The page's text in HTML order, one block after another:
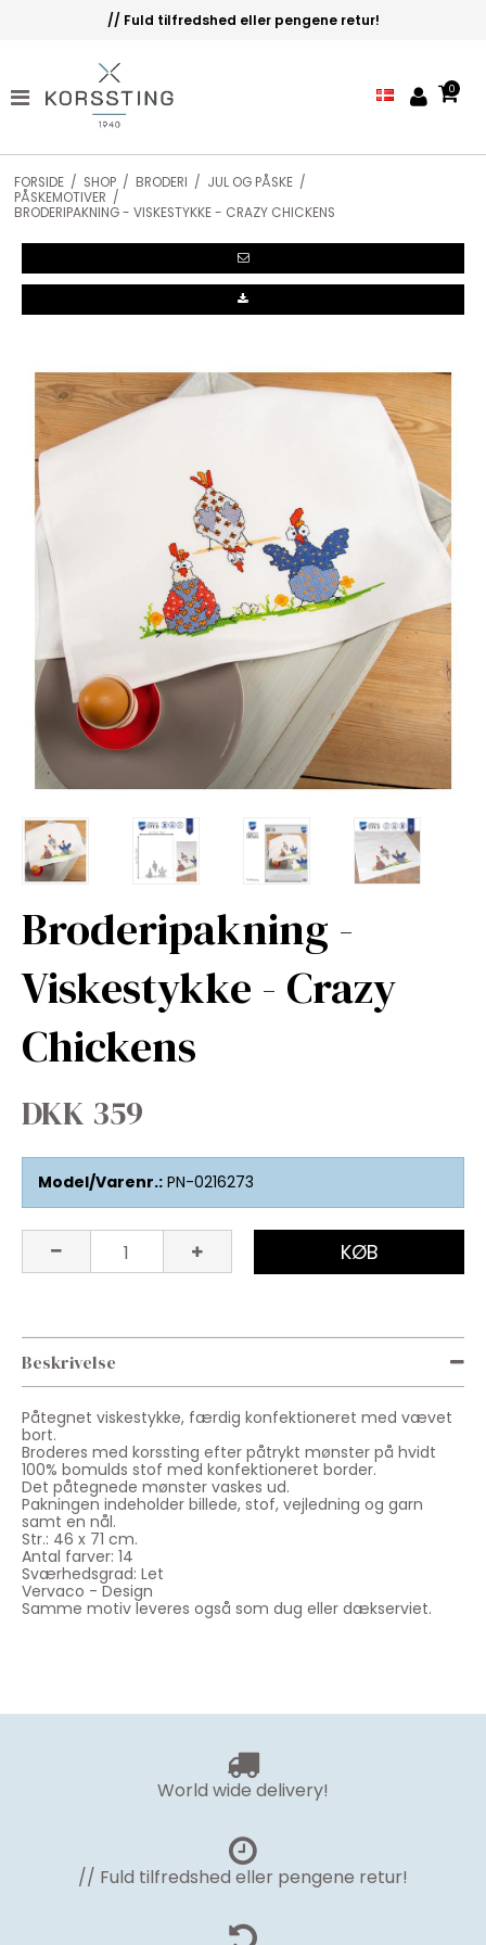
// Fuld tilfredshed eller pengene retur!
0
FORSIDE / SHOP / BRODERI / JUL OG PÅSKE /
PÅSKEMOTIVER /
BRODERIPAKNING - VISKESTYKKE - CRAZY CHICKENS
Broderipakning -
Viskestykke - Crazy
Chickens
DKK 359
Model/Varenr.: PN-0216273
KØB
Beskrivelse
Påtegnet viskestykke, færdig konfektioneret med vævet
bort.
Broderes med korssting efter påtrykt mønster på hvidt
100% bomulds stof med konfektioneret border.
Det påtegnede mønster vaskes ud.
Pakningen indeholder billede, stof, vejledning og garn
samt en nål.
Str.: 46 x 71 cm.
Antal farver: 14
Sværhedsgrad: Let
Vervaco - Design
Samme motiv leveres også som dug eller dækserviet.
World wide delivery!
// Fuld tilfredshed eller pengene retur!